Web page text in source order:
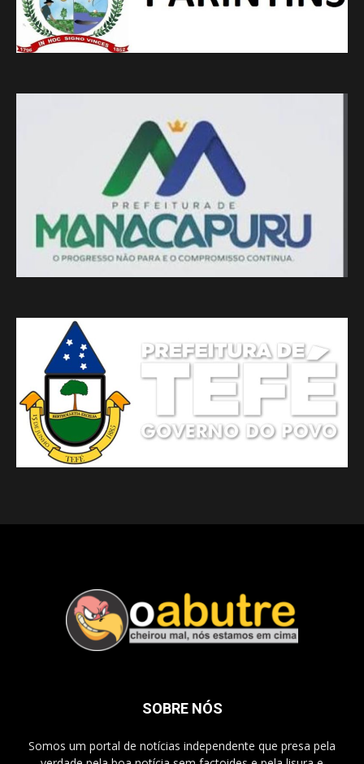
SOBRE NÓS
Somos um portal de notícias independente que presa pela